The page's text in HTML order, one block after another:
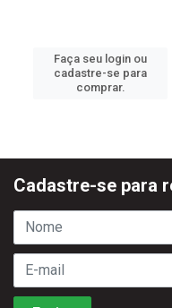
Faça seu login ou
cadastre-se para
comprar.
Cadastre-se para